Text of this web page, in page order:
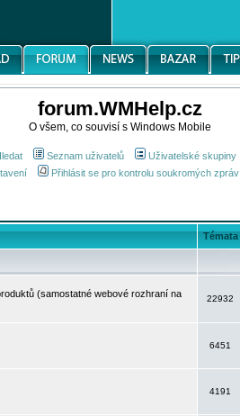
forum.WMHelp.cz
O všem, co souvisí s Windows Mobile
Seznam uživatelů Uživatelské skupiny
Přihlásit se pro kontrolu soukromých zpráv
Témata
(samostatné webové rozhraní na
22932
6451
4191